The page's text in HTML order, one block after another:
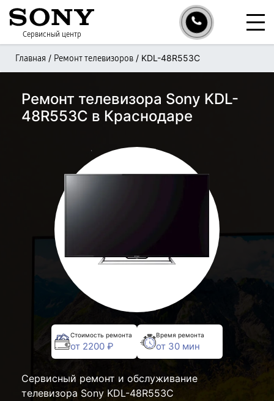
Сервисный центр
Главная / Ремонт телевизоров / KDL-48R553C
Ремонт телевизора Sony KDL-
48R553C в Краснодаре
Стоимость ремонта
от 2200 ₽
Время ремонта
от 30 мин
Сервисный ремонт и обслуживание
телевизора Sony KDL-48R553C